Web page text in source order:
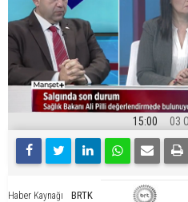
15:00 03
Haber Kaynağı BRTK